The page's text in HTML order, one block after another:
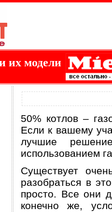
их модели
50% котлов –
Если к вашему
лучшие
использованием
Существует
разобраться в
просто. Все они
конечно же,